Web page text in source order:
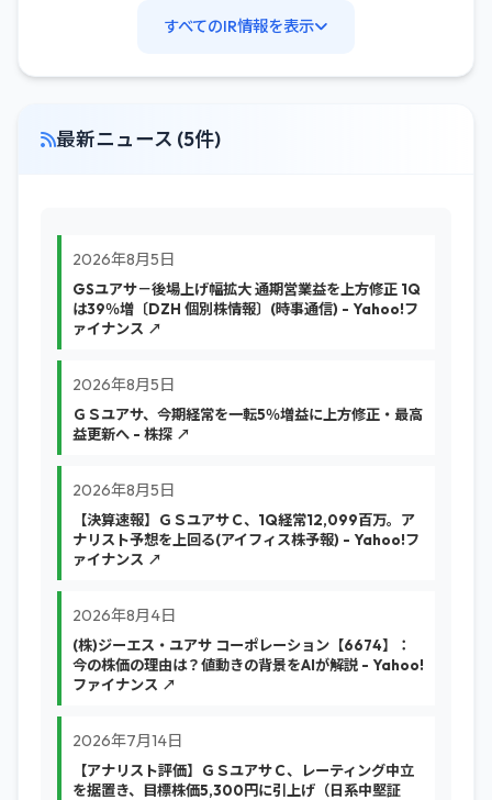
すべてのIR情報を表示
最新ニュース (5件)
2026年8月5日
GSユアサ－後場上げ幅拡大 通期営業益を上方修正 1Q
は39％増〔DZH 個別株情報〕(時事通信) - Yahoo!フ
ァイナンス ↗
2026年8月5日
ＧＳユアサ、今期経常を一転5％増益に上方修正・最高
益更新へ - 株探 ↗
2026年8月5日
【決算速報】ＧＳユアサＣ、1Q経常12,099百万。ア
ナリスト予想を上回る(アイフィス株予報) - Yahoo!フ
ァイナンス ↗
2026年8月4日
(株)ジーエス・ユアサ コーポレーション【6674】：
今の株価の理由は？値動きの背景をAIが解説 - Yahoo!
ファイナンス ↗
2026年7月14日
【アナリスト評価】ＧＳユアサＣ、レーティング中立
を据置き、目標株価5,300円に引上げ（日系中堅証